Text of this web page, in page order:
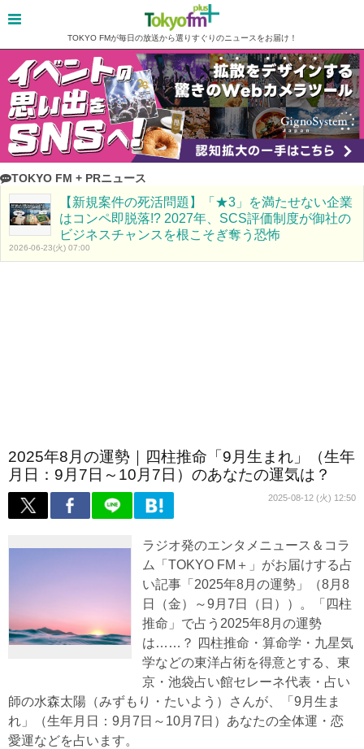
TOKYO FMが毎日の放送から選りすぐりのニュースをお届け！
TOKYO FM + PRニュース
【新規案件の死活問題】「★3」を満たせない企業
はコンペ即脱落!? 2027年、SCS評価制度が御社の
ビジネスチャンスを根こそぎ奪う恐怖
2026-06-23(火) 07:00
2025年8月の運勢｜四柱推命「9月生まれ」（生年
月日：9月7日～10月7日）のあなたの運気は？
2025-08-12 (火) 12:50
ラジオ発のエンタメニュース＆コラ
ム「TOKYO FM＋」がお届けする占
い記事「2025年8月の運勢」（8月8
日（金）～9月7日（日））。「四柱
推命」で占う2025年8月の運勢
は……？ 四柱推命・算命学・九星気
学などの東洋占術を得意とする、東
京・池袋占い館セレーネ代表・占い
師の水森太陽（みずもり・たいよう）さんが、「9月生ま
れ」（生年月日：9月7日～10月7日）あなたの全体運・恋
愛運などを占います。